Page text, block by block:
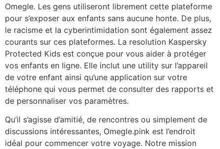
Omegle. Les gens utiliseront librement cette plateforme
pour s’exposer aux enfants sans aucune honte. De plus,
le racisme et la cyberintimidation sont également assez
courants sur ces plateformes. La resolution Kaspersky
Protected Kids est conçue pour vous aider à protéger
vos enfants en ligne. Elle inclut une utility sur l’appareil
de votre enfant ainsi qu’une application sur votre
téléphone qui vous permet de consulter des rapports et
de personnaliser vos paramètres.
Qu’il s’agisse d’amitié, de rencontres ou simplement de
discussions intéressantes, Omegle.pink est l’endroit
idéal pour commencer votre voyage. Notre mission